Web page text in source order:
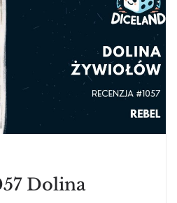
Dolina